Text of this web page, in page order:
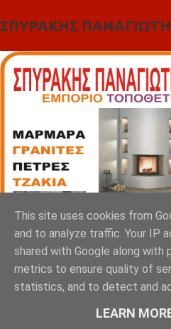
ΣΠΥΡΑΚΗΣ
This site uses cookies from
and to analyze traffic. Your IP
shared with Google along with
metrics to ensure quality of
statistics, and to detect and
LEARN